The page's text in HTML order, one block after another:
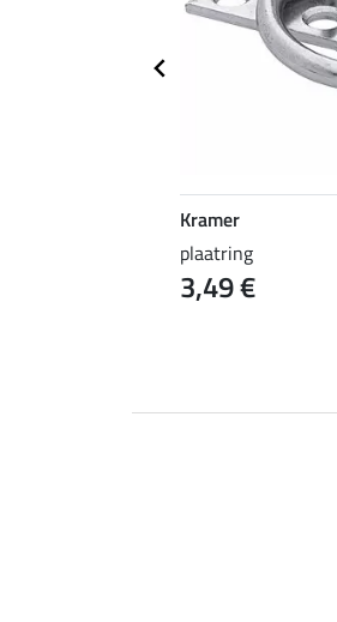
Kramer
plaatring
3,49 €